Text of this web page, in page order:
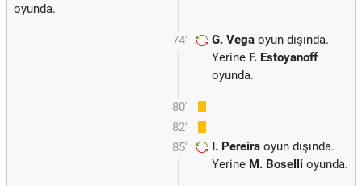
oyunda.
74' G. Vega oyun dışında.
Yerine F. Estoyanoff
oyunda.
80'
82'
85'
I. Pereira oyun dışında.
Yerine M. Boselli oyunda.